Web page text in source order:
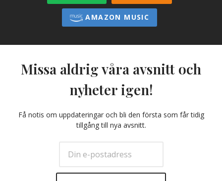
AMAZON MUSIC
Missa aldrig våra avsnitt och
nyheter igen!
Få notis om uppdateringar och bli den första som får tidig
tillgång till nya avsnitt.